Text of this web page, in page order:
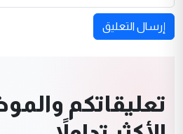
إرسال التعليق
تعليقاتكم